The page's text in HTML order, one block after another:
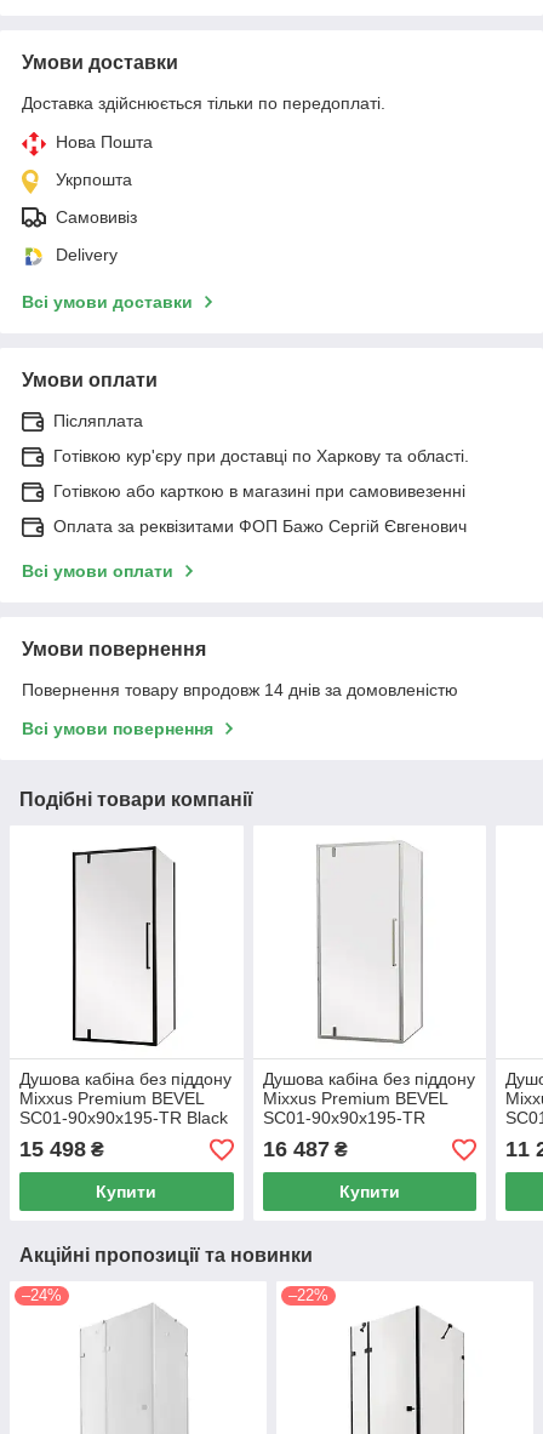
Умови доставки
Доставка здійснюється тільки по передоплаті.
Нова Пошта
Укрпошта
Самовивіз
Delivery
Всі умови доставки
Умови оплати
Післяплата
Готівкою кур'єру при доставці по Харкову та області.
Готівкою або карткою в магазині при самовивезенні
Оплата за реквізитами ФОП Бажо Сергій Євгенович
Всі умови оплати
Умови повернення
Повернення товару впродовж 14 днів за домовленістю
Всі умови повернення
Подібні товари компанії
Душова кабіна без піддону
Mixxus Premium BEVEL
SC01-90x90x195-TR Black
прозоре скло 6мм
15 498 ₴
Купити
Душова кабіна без піддону
Mixxus Premium BEVEL
SC01-90x90x195-TR
Chrome прозоре скло 6мм
16 487₴
Купити
11
Акційні пропозиції та новинки
–24% –22%